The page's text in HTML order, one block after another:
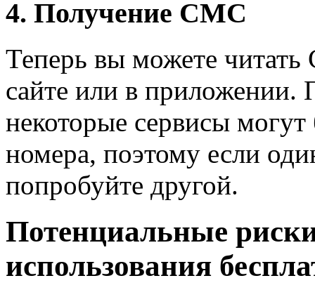
4. Получение СМС
Теперь вы можете
сайте или в приложении.
некоторые сервисы
номера, поэтому если
попробуйте другой.
Потенциальные
использования